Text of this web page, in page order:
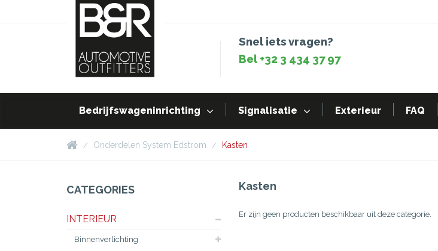
Snel iets vragen?
Bel +32 3 434 37 97
Bedrijfswageninrichting Signalisatie Exterieur FAQ
Onderdelen System Edstrom Kasten
CATEGORIES
INTERIEUR
Binnenverlichting
Kasten
Er zijn geen producten beschikbaar uit deze categorie.